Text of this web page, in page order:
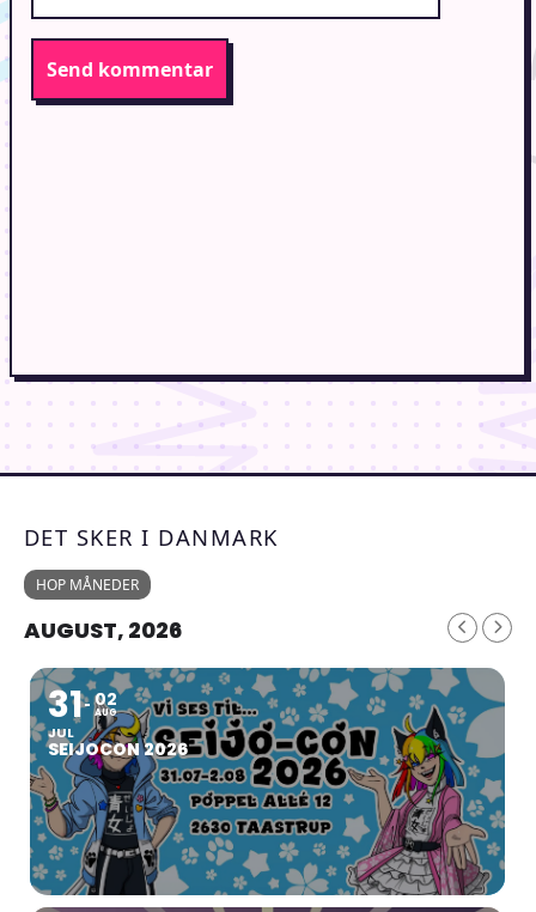
DET SKER I DANMARK
HOP MÅNEDER
AUGUST, 2026
31
JUL
02
AUG
SEIJOCON 2026